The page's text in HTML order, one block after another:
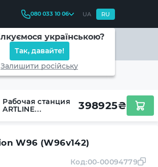
080 033 10 06 UA RU
українською?
Так, давайте!
Залишити російську
Рабочая станция
ARTLINE
398925₴
W96 (W96v142)
Код:00-00094779